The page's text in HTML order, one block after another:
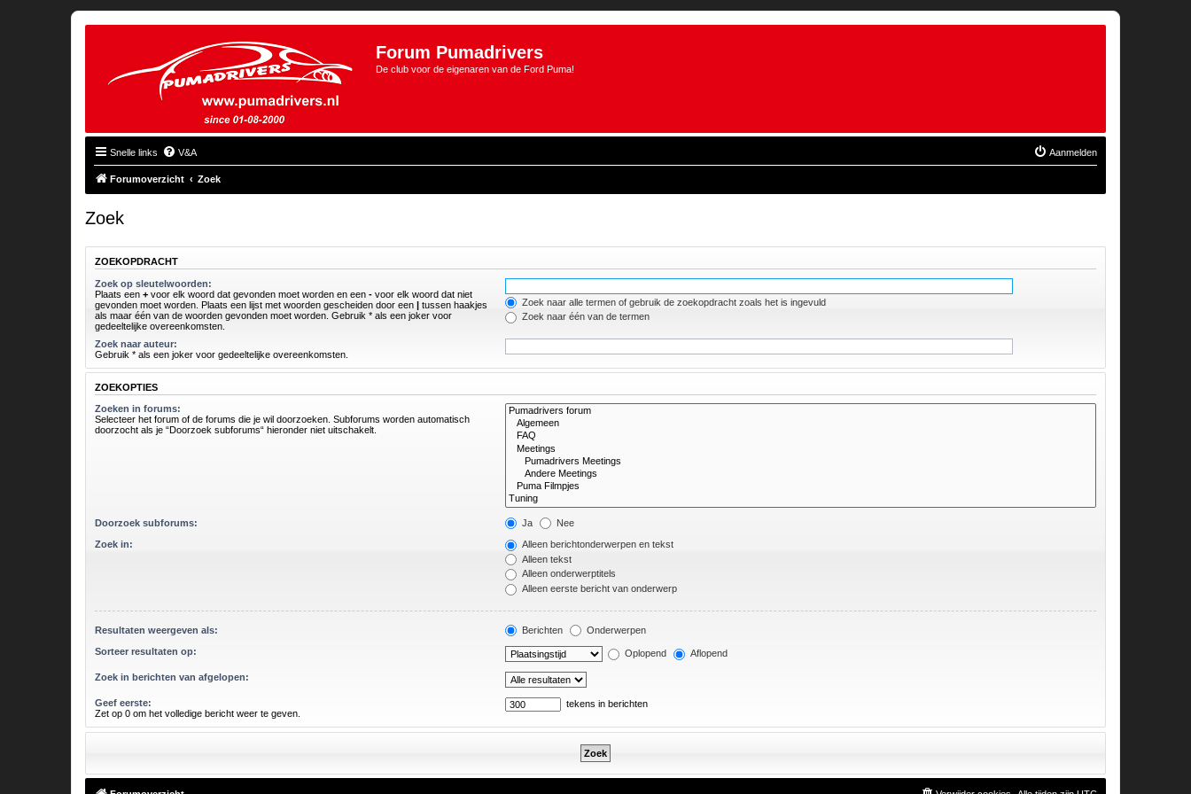
Forum Pumadrivers
De club voor de eigenaren van de Ford Puma!
Snelle links V&A Aanmelden
Forumoverzicht Zoek
Zoek
ZOEKOPDRACHT
Zoek op sleutelwoorden:
Plaats een + voor elk woord dat gevonden moet worden en een - voor elk woord dat niet
gevonden moet worden. Plaats een lijst met woorden gescheiden door een | tussen haakjes
als maar één van de woorden gevonden moet worden. Gebruik * als een joker voor
gedeeltelijke overeenkomsten.
Zoek naar alle termen of gebruik de zoekopdracht zoals het is ingevuld
Zoek naar één van de termen
Zoek naar auteur:
Gebruik * als een joker voor gedeeltelijke overeenkomsten.
ZOEKOPTIES
Zoeken in forums:
Selecteer het forum of de forums die je wil doorzoeken. Subforums worden automatisch
doorzocht als je “Doorzoek subforums“ hieronder niet uitschakelt.
Doorzoek subforums: Ja Nee
Zoek in:
Alleen berichtonderwerpen en tekst
Alleen tekst
Alleen onderwerptitels
Alleen eerste bericht van onderwerp
Resultaten weergeven als: Berichten Onderwerpen
Sorteer resultaten op: Oplopend Aflopend
Zoek in berichten van afgelopen:
Geef eerste:
Zet op 0 om het volledige bericht weer te geven.
tekens in berichten